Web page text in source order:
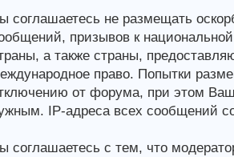
соглашаетесь не размещать
призывов к
а также страны,
право. Попытки
от форума, при этом Ваш
IP-адреса всех сообщений
соглашаетесь с тем, что